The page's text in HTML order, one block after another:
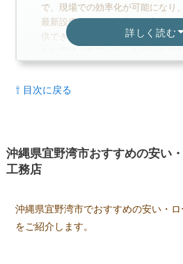
詳しく読む
で、現場での効率化が可能になり
最新設備を一括で大量に仕入する
供できます。年間2,000棟以上の
くなることはありません。
ZEH住宅「ブラーボゼネクト」
モデルハウスが近くにある場合は
掴めるためおすすめです。自然エ
ています。
⇧ 目次に戻る
沖縄県宜野湾市おすすめの安い
工務店
沖縄県宜野湾市でおすすめの安い・
をご紹介します。